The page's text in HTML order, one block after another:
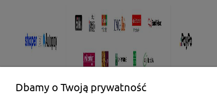
Dbamy o Twoją prywatność